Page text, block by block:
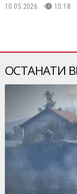
10.05.2026. 10:18
ОСТАНАТИ